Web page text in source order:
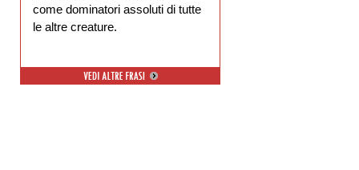
come dominatori assoluti di tutte
le altre creature.